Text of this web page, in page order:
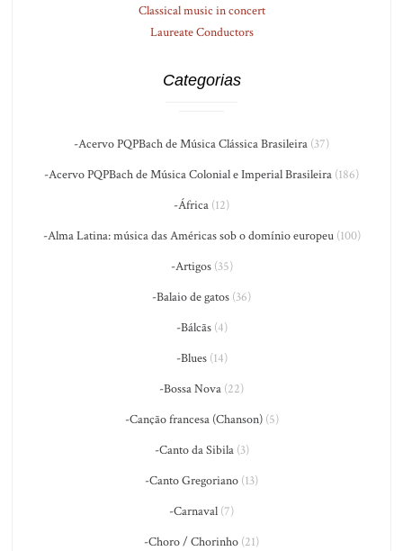
Classical music in concert
Laureate Conductors
Categorias
-Acervo PQPBach de Música Clássica Brasileira (37)
-Acervo PQPBach de Música Colonial e Imperial Brasileira (186)
-África (12)
-Alma Latina: música das Américas sob o domínio europeu(100)
-Artigos(35)
-Balaio de gatos (36)
-Bálcãs(4)
-Blues(14)
-Bossa Nova (22)
-Canção francesa (Chanson)(5)
-Canto da Sibila(3)
-Canto Gregoriano (13)
-Carnaval (7)
-Choro / Chorinho (21)